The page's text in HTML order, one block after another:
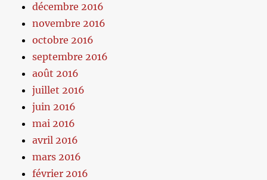
décembre 2016
novembre 2016
octobre 2016
septembre 2016
août 2016
juillet 2016
juin 2016
mai 2016
avril 2016
mars 2016
février 2016